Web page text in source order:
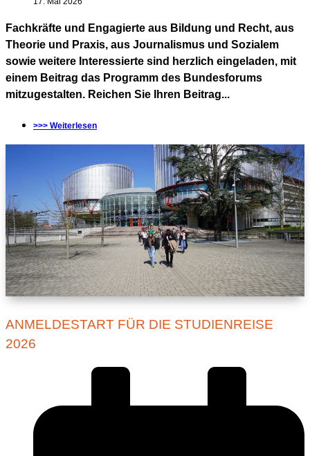
Fachkräfte und Engagierte aus Bildung und Recht, aus
Theorie und Praxis, aus Journalismus und Sozialem
sowie weitere Interessierte sind herzlich eingeladen, mit
einem Beitrag das Programm des Bundesforums
mitzugestalten. Reichen Sie Ihren Beitrag...
>>> Weiterlesen
ANMELDESTART FÜR DIE STUDIENREISE
2026